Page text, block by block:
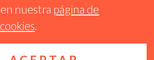
nuestra página de
.